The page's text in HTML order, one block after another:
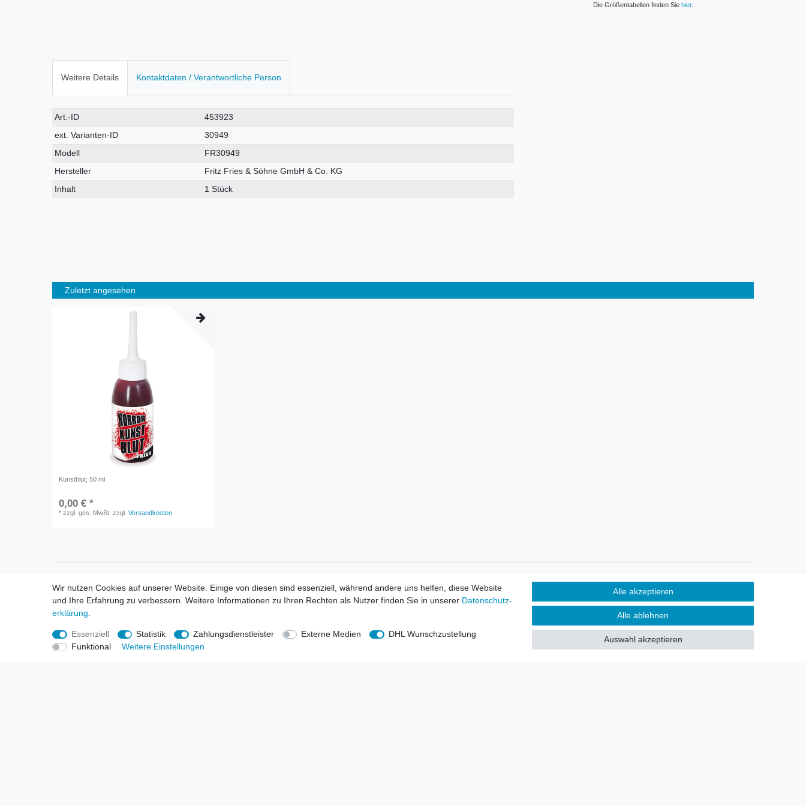
Die Größentabellen finden Sie hier.
Weitere Details Kontaktdaten / Verantwortliche Person
Technisches
Merkmal
Wert
Art.-ID
453923
ext. Varianten-ID
30949
Modell
FR30949
Hersteller
Fritz Fries & Söhne GmbH & Co. KG
Inhalt
1 Stück
Zuletzt angesehen
Kunstblut; 50 ml
0,00 € *
*zzgl. ges. MwSt. zzgl.Versandkosten
Informationen
Neukunden / New Accounts
Zahlung
Versandkosten
Entsorgungs- & Umweltbestimmungen
Größentabellen
Informationen
Händlerbund - rechtssicher verkaufen
Produkt-Kataloge
Über uns
Wir versenden mit
Sie möchten über neu eingetroffene
Lagerware oder Neuheiten
allgemein informiert werden?
Wir nutzen Cookies auf unserer Website. Einige von diesen sind essenziell, während andere uns helfen, diese Website
und Ihre Erfahrung zu verbessern. Weitere Informationen zu Ihren Rechten als Nutzer finden Sie in unserer Daten­schutz­
erklärung
Essenziell Statistik Zahlungsdienstleister Externe Medien
DHL Wunschzustellung
Funktional
Weitere Einstellungen
Alle akzeptieren
Alle ablehnen
Auswahl akzeptieren